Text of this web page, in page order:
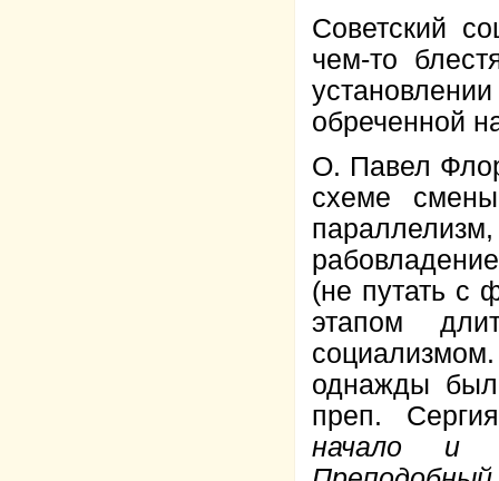
Советский
чем-то
обреченной
О. Павел
схеме
(не путать с
этапом
однажды
преп.
начало и